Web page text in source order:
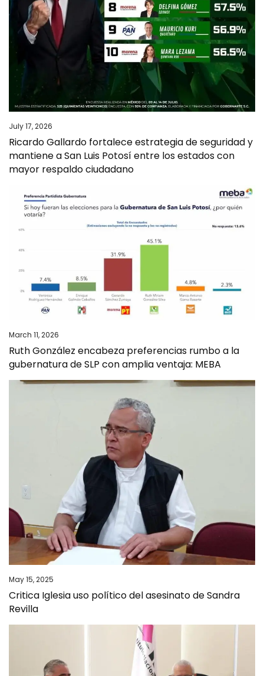
July 17, 2026
Ricardo Gallardo fortalece estrategia de seguridad y
mantiene a San Luis Potosí entre los estados con
mayor respaldo ciudadano
March 11, 2026
Ruth González encabeza preferencias rumbo a la
gubernatura de SLP con amplia ventaja: MEBA
May 15, 2025
Critica Iglesia uso político del asesinato de Sandra
Revilla